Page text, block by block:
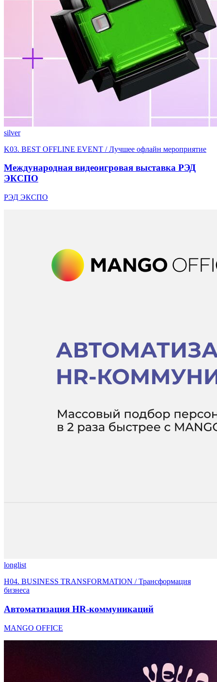
silver
K03. BEST OFFLINE EVENT / Лучшее офлайн мероприятие
Международная видеоигровая выставка РЭД
ЭКСПО
РЭД ЭКСПО
longlist
H04. BUSINESS TRANSFORMATION / Трансформация
бизнеса
Автоматизация HR-коммуникаций
MANGO OFFICE